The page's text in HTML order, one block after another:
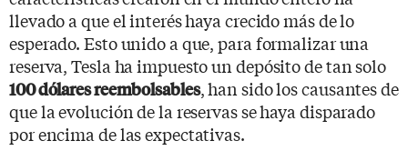
llevado a que el interés haya crecido más de lo
esperado. Esto unido a que, para formalizar una
reserva, Tesla ha impuesto un depósito de tan solo
100 dólares reembolsables, han sido los causantes de
que la evolución de la reservas se haya disparado
por encima de las expectativas.